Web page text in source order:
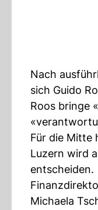
Nach
sich Guido
Roos bringe
Für die Mitte
Luzern wird
entscheiden.
Michaela